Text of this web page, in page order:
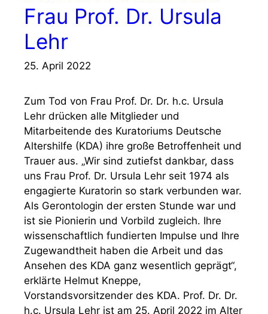
Frau Prof. Dr. Ursula
Lehr
25. April 2022
Zum Tod von Frau Prof. Dr. Dr. h.c. Ursula
Lehr drücken alle Mitglieder und
Mitarbeitende des Kuratoriums Deutsche
Altershilfe (KDA) ihre große Betroffenheit und
Trauer aus. „Wir sind zutiefst dankbar, dass
uns Frau Prof. Dr. Ursula Lehr seit 1974 als
engagierte Kuratorin so stark verbunden war.
Als Gerontologin der ersten Stunde war und
ist sie Pionierin und Vorbild zugleich. Ihre
wissenschaftlich fundierten Impulse und Ihre
Zugewandtheit haben die Arbeit und das
Ansehen des KDA ganz wesentlich geprägt“,
erklärte Helmut Kneppe,
Vorstandsvorsitzender des KDA. Prof. Dr. Dr.
h.c. Ursula Lehr ist am 25. April 2022 im Alter